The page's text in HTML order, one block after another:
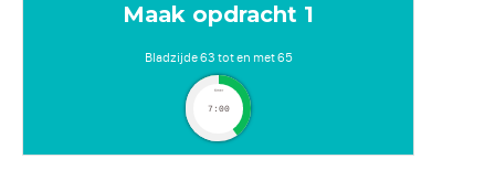
Maak opdracht 1
Bladzijde 63 tot en met 65
timer
7:00